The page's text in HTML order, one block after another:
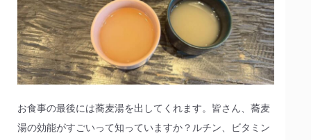
お食事の最後には蕎麦湯を出してくれます。皆さん、蕎麦
湯の効能がすごいって知っていますか？ルチン、ビタミン